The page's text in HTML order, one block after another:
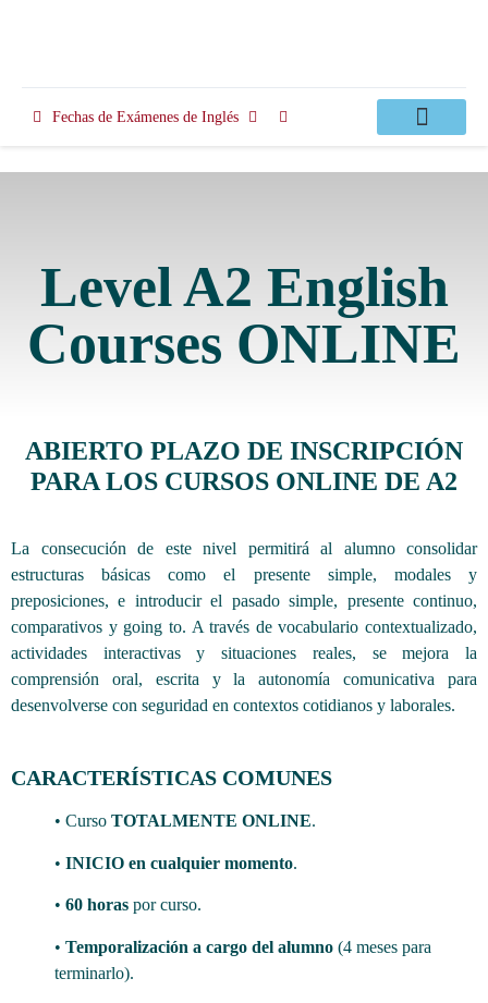
Fechas de Exámenes de Inglés
Level A2 English
Courses ONLINE
ABIERTO PLAZO DE INSCRIPCIÓN
PARA LOS CURSOS ONLINE DE A2
La consecución de este nivel permitirá al alumno consolidar
estructuras básicas como el presente simple, modales y
preposiciones, e introducir el pasado simple, presente continuo,
comparativos y going to. A través de vocabulario contextualizado,
actividades interactivas y situaciones reales, se mejora la
comprensión oral, escrita y la autonomía comunicativa para
desenvolverse con seguridad en contextos cotidianos y laborales.
CARACTERÍSTICAS COMUNES
• Curso TOTALMENTE ONLINE.
• INICIO en cualquier momento.
• 60 horas por curso.
• Temporalización a cargo del alumno (4 meses para
terminarlo).